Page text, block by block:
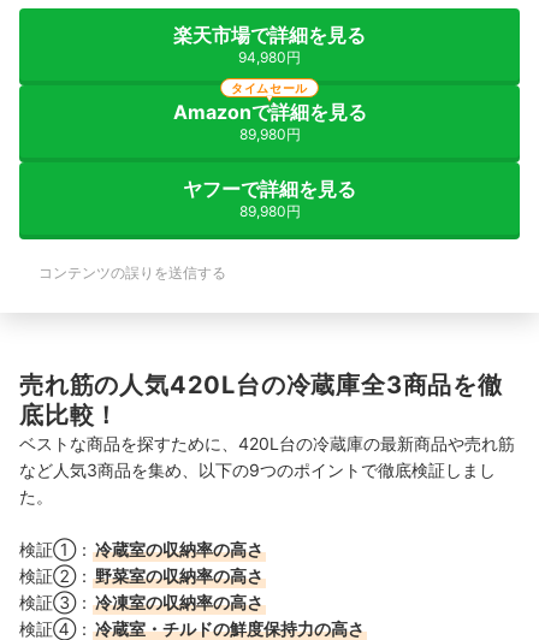
楽天市場で詳細を見る
94,980円
Amazonで詳細を見る
89,980円
タイムセール
ヤフーで詳細を見る
89,980円
コンテンツの誤りを送信する
売れ筋の人気420L台の冷蔵庫全3商品を徹
底比較！
ベストな商品を探すために、420L台の冷蔵庫の最新商品や売れ筋
など人気3商品を集め、以下の9つのポイントで徹底検証しまし
た。
検証①： 冷蔵室の収納率の高さ
検証②： 野菜室の収納率の高さ
検証③： 冷凍室の収納率の高さ
検証④： 冷蔵室・チルドの鮮度保持力の高さ